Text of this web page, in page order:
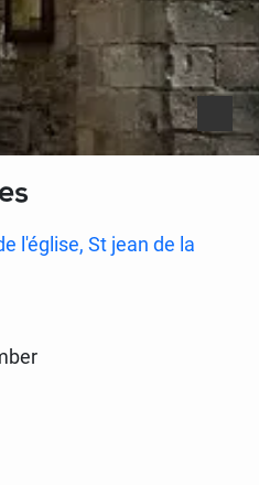
l'église, St jean de la